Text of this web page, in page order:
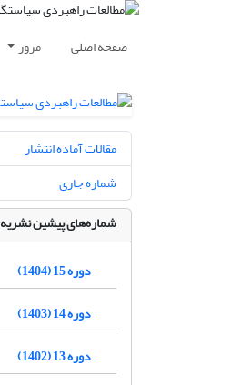
صفحه اصلی مرور
مقالات آماده انتشار
شماره جاری
شماره‌های پیشین نشریه
دوره 15 (1404)
دوره 14 (1403)
دوره 13 (1402)